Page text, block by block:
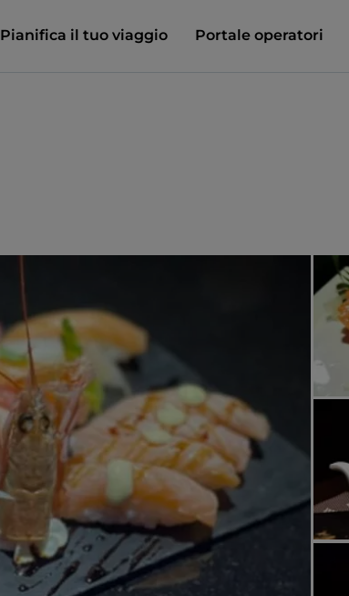
Pianifica il tuo viaggio Portale operatori